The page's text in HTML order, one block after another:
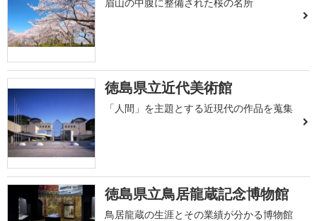
徳島県立近代美術館
「人間」を主題とする近現代の作品を蒐集
徳島県立鳥居龍蔵記念博物館
鳥居龍蔵の生涯とその業績が分かる博物館